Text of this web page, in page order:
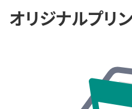
オリジナルプリ